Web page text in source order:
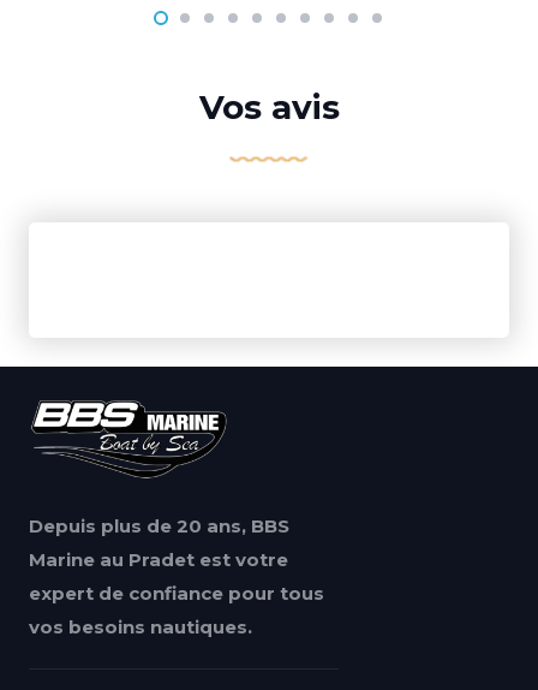
Vos avis
Depuis plus de 20 ans, BBS
Marine au Pradet est votre
expert de confiance pour tous
vos besoins nautiques.